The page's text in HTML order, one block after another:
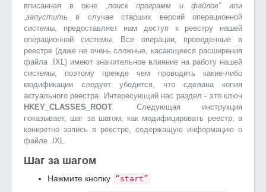
вписанная в окне „поиск программ и файлов”или
„запустить в случае старших версий операционной
системы, предоставляет нам доступ к реестру нашей
операционной системы. Все операции, проведенные в
реестре (даже не очень сложные, касающееся расширения
файла .IXL) имеют значительное влияние на работу нашей
системы, поэтому прежде чем проводить какие-либо
модификации следует убедится, что сделана копия
актуального реестра. Интересующий нас раздел - это ключ
HKEY_CLASSES_ROOT. Следующая инструкция
показывает, шаг за шагом, как модифицировать реестр, а
конкретно запись в реестре, содержащую информацию о
файле .IXL.
Шаг за шагом
Нажмите кнопку “start”